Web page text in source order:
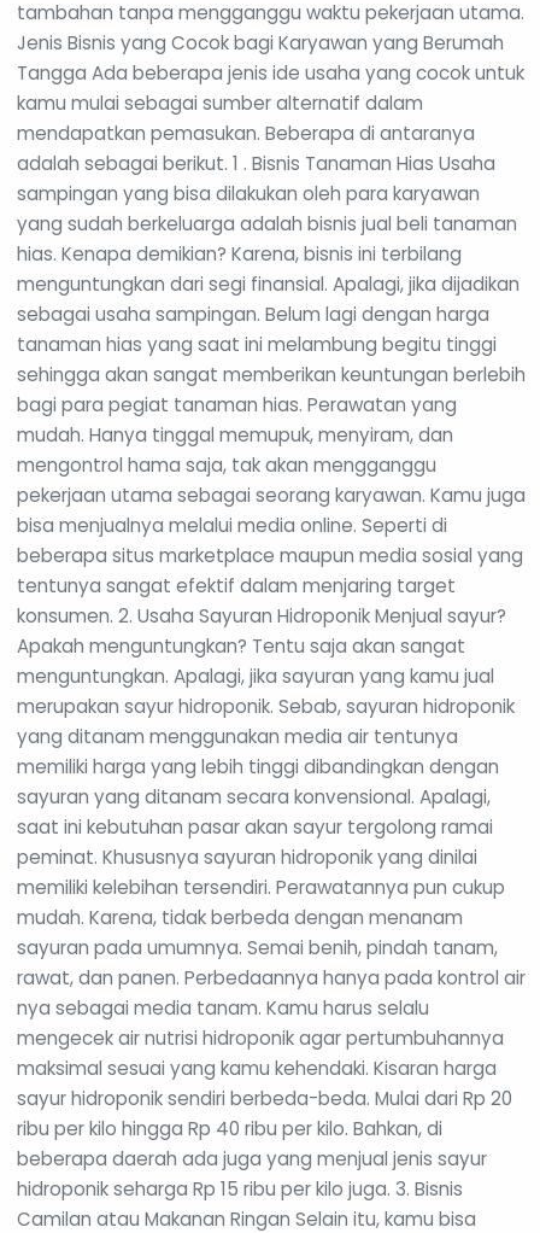
tambahan tanpa mengganggu waktu pekerjaan utama.
Jenis Bisnis yang Cocok bagi Karyawan yang Berumah
Tangga Ada beberapa jenis ide usaha yang cocok untuk
kamu mulai sebagai sumber alternatif dalam
mendapatkan pemasukan. Beberapa di antaranya
adalah sebagai berikut. 1 . Bisnis Tanaman Hias Usaha
sampingan yang bisa dilakukan oleh para karyawan
yang sudah berkeluarga adalah bisnis jual beli tanaman
hias. Kenapa demikian? Karena, bisnis ini terbilang
menguntungkan dari segi finansial. Apalagi, jika dijadikan
sebagai usaha sampingan. Belum lagi dengan harga
tanaman hias yang saat ini melambung begitu tinggi
sehingga akan sangat memberikan keuntungan berlebih
bagi para pegiat tanaman hias. Perawatan yang
mudah. Hanya tinggal memupuk, menyiram, dan
mengontrol hama saja, tak akan mengganggu
pekerjaan utama sebagai seorang karyawan. Kamu juga
bisa menjualnya melalui media online. Seperti di
beberapa situs marketplace maupun media sosial yang
tentunya sangat efektif dalam menjaring target
konsumen. 2. Usaha Sayuran Hidroponik Menjual sayur?
Apakah menguntungkan? Tentu saja akan sangat
menguntungkan. Apalagi, jika sayuran yang kamu jual
merupakan sayur hidroponik. Sebab, sayuran hidroponik
yang ditanam menggunakan media air tentunya
memiliki harga yang lebih tinggi dibandingkan dengan
sayuran yang ditanam secara konvensional. Apalagi,
saat ini kebutuhan pasar akan sayur tergolong ramai
peminat. Khususnya sayuran hidroponik yang dinilai
memiliki kelebihan tersendiri. Perawatannya pun cukup
mudah. Karena, tidak berbeda dengan menanam
sayuran pada umumnya. Semai benih, pindah tanam,
rawat, dan panen. Perbedaannya hanya pada kontrol air
nya sebagai media tanam. Kamu harus selalu
mengecek air nutrisi hidroponik agar pertumbuhannya
maksimal sesuai yang kamu kehendaki. Kisaran harga
sayur hidroponik sendiri berbeda-beda. Mulai dari Rp 20
ribu per kilo hingga Rp 40 ribu per kilo. Bahkan, di
beberapa daerah ada juga yang menjual jenis sayur
hidroponik seharga Rp 15 ribu per kilo juga. 3. Bisnis
Camilan atau Makanan Ringan Selain itu, kamu bisa